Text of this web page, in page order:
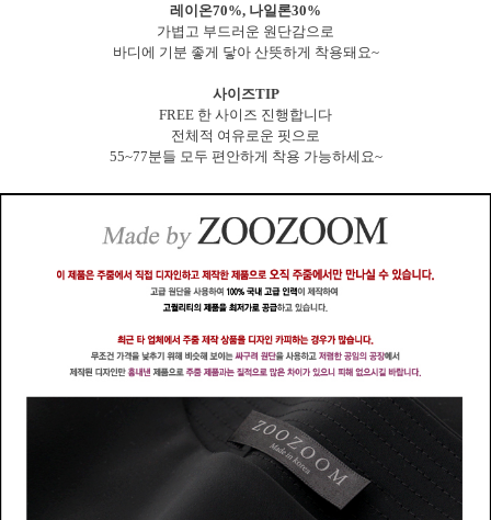
레이온70%, 나일론30%
가볍고 부드러운 원단감으로
바디에 기분 좋게 닿아 산뜻하게 착용돼요~
사이즈TIP
FREE 한 사이즈 진행합니다
전체적 여유로운 핏으로
55~77분들 모두 편안하게 착용 가능하세요~